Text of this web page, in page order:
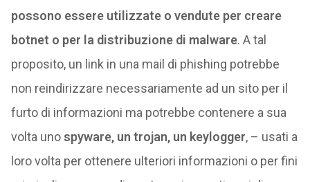
possono essere utilizzate o vendute per creare
botnet o per la distribuzione di malware. A tal
proposito, un link in una mail di phishing potrebbe
non reindirizzare necessariamente ad un sito per il
furto di informazioni ma potrebbe contenere a sua
volta unospyware, un trojan, un keylogger, – usati a
loro volta per ottenere ulteriori informazioni o per fini